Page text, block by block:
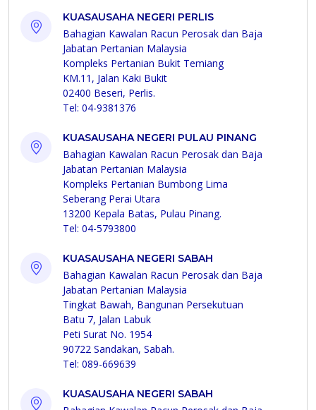
KUASAUSAHA NEGERI PERLIS
Bahagian Kawalan Racun Perosak dan Baja
Jabatan Pertanian Malaysia
Kompleks Pertanian Bukit Temiang
KM.11, Jalan Kaki Bukit
02400 Beseri, Perlis.
Tel: 04-9381376
KUASAUSAHA NEGERI PULAU PINANG
Bahagian Kawalan Racun Perosak dan Baja
Jabatan Pertanian Malaysia
Kompleks Pertanian Bumbong Lima
Seberang Perai Utara
13200 Kepala Batas, Pulau Pinang.
Tel: 04-5793800
KUASAUSAHA NEGERI SABAH
Bahagian Kawalan Racun Perosak dan Baja
Jabatan Pertanian Malaysia
Tingkat Bawah, Bangunan Persekutuan
Batu 7, Jalan Labuk
Peti Surat No. 1954
90722 Sandakan, Sabah.
Tel: 089-669639
KUASAUSAHA NEGERI SABAH